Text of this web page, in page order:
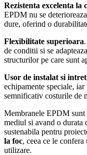
Rezistenta excelenta
EPDM nu se
dure, oferind o
Flexibilitate superioara
de conditii si se
structurilor pe care sunt
Usor de instalat si
echipamente speciale,
semnificativ costurile de
Membranele EPDM sunt
mediul si avand o durata
sustenabila pentru
la foc, ceea ce le
utilizare.